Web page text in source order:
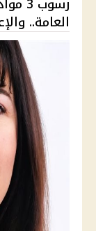
العامة..